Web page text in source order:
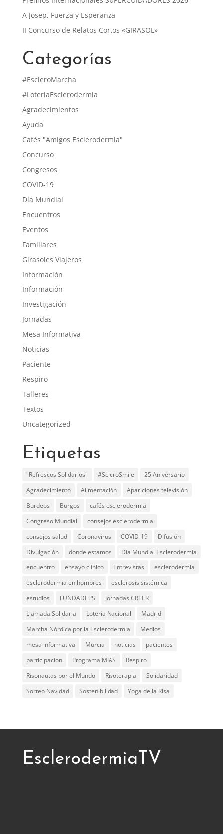
A Josep, Fuerza y Esperanza
II Concurso de Relatos Cortos «GIRASOL»
Categorías
#EscleroMarcha
#LoteriaEsclerodermia
Agradecimientos
Ayuda
Cafés "Amigos Esclerodermia"
Concurso
Congresos
COVID-19
Día Mundial
Encuentros
Eventos
Familiares
Girasoles Viajeros
Información
Información
Investigación
Jornadas
Mesa Informativa
Noticias
Paciente
Respiro
Talleres
Textos
Uncategorized
Etiquetas
"Refrescos Solidarios" #ScleroSmile
25 Aniversario
Agradecimiento
Alimentación
Apariciones televisión
Burdeos
Burgos
cafés esclerodermia
Congreso Mundial
consejos esclerodermia
consejos salud
Coronavirus COVID-19
Difusión
Divulgación
donde estamos
Día Mundial Esclerodermia
encuentro
ensayo clínico Entrevistas
esclerodermia
esclerodermia en hombres
esclerosis sistémica
estudios
FUNDADEPS
Jornadas CREER
Llamada Solidaria
Lotería Nacional
Madrid
Marcha Nórdica por la Esclerodermia
Medios
mesa informativa
Murcia noticias
pacientes
participacion
Programa MIAS
Respiro
Risonautas por el Mundo
Risoterapia
Solidaridad
Sorteo Navidad
Sostenibilidad Yoga de la Risa
EsclerodermiaTV